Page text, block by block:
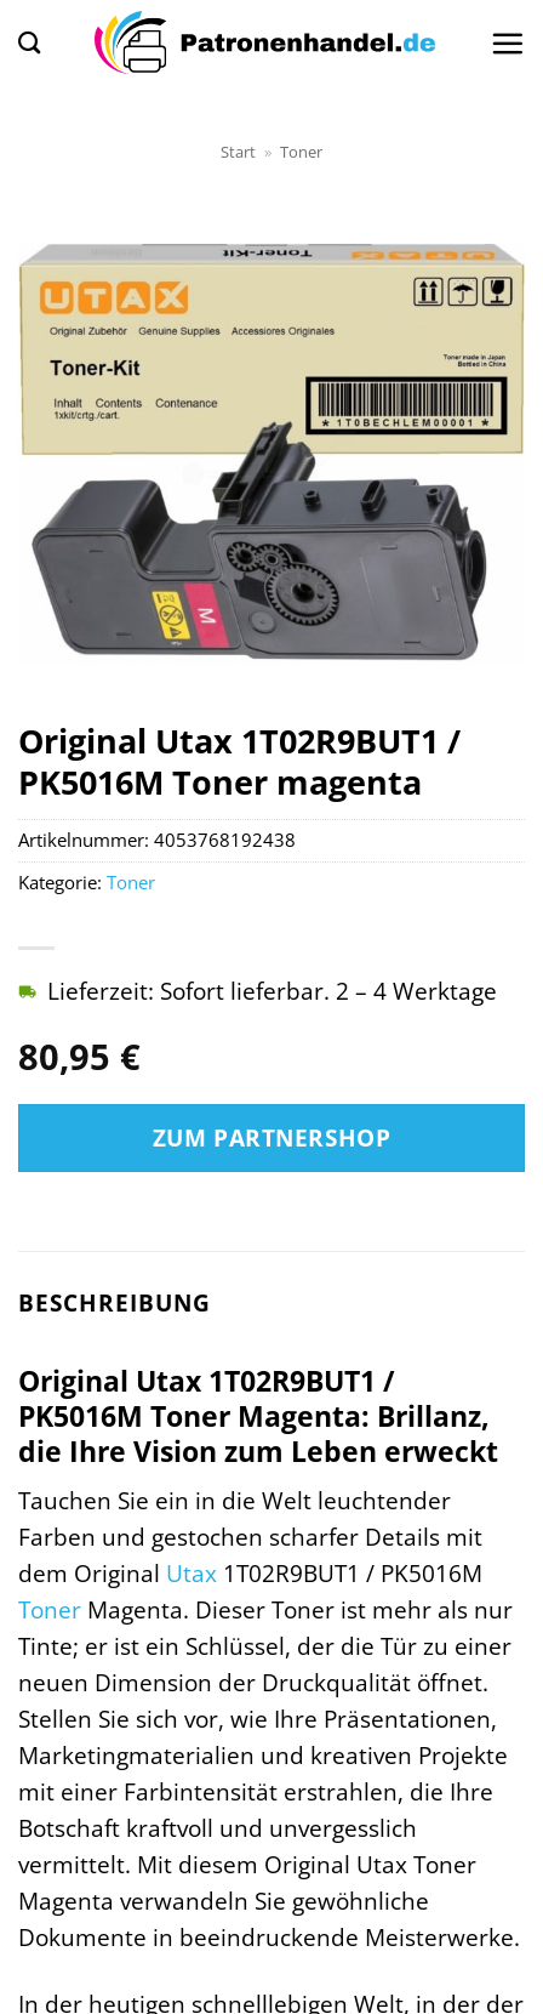
Inhalt
Start » Toner
Original Utax 1T02R9BUT1 /
PK5016M Toner magenta
80,95 €
Lieferzeit: Sofort lieferbar. 2 – 4 Werktage
ZUM PARTNERSHOP
Artikelnummer: 4053768192438
Kategorie: Toner
BESCHREIBUNG
Original Utax 1T02R9BUT1 /
PK5016M Toner Magenta: Brillanz,
die Ihre Vision zum Leben erweckt
Tauchen Sie ein in die Welt leuchtender
Farben und gestochen scharfer Details mit
dem Original Utax 1T02R9BUT1 / PK5016M
Toner Magenta. Dieser Toner ist mehr als nur
Tinte; er ist ein Schlüssel, der die Tür zu einer
neuen Dimension der Druckqualität öffnet.
Stellen Sie sich vor, wie Ihre Präsentationen,
Marketingmaterialien und kreativen Projekte
mit einer Farbintensität erstrahlen, die Ihre
Botschaft kraftvoll und unvergesslich
vermittelt. Mit diesem Original Utax Toner
Magenta verwandeln Sie gewöhnliche
Dokumente in beeindruckende Meisterwerke.
In der heutigen schnelllebigen Welt, in der der